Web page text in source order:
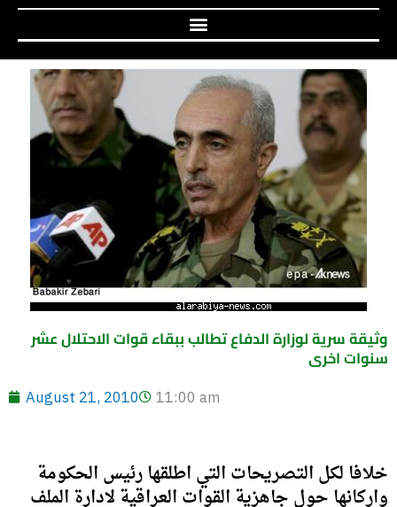
وثيقة سرية لوزارة الدفاع تطالب ببقاء قوات الاحتلال عشر
سنوات اخرى
August 21, 2010 11:00 am
خلافا لكل التصريحات التي اطلقها رئيس الحكومة
واركانها حول جاهزية القوات العراقية لادارة الملف